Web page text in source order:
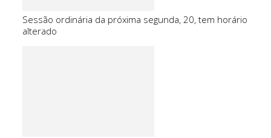
Sessão ordinária da próxima segunda, 20, tem horário
alterado